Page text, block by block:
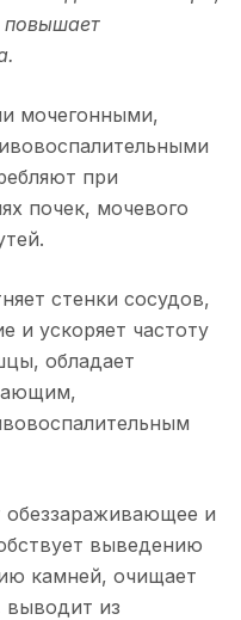
повышает
мочегонными,
при
почек, мочевого
стенки сосудов,
и ускоряет частоту
обладает
обеззараживающее и
выведению
камней, очищает
из